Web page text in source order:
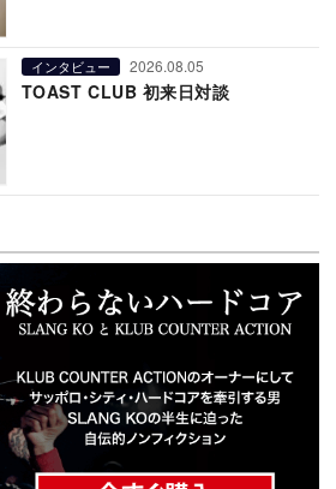
インタビュー 2026.08.05
TOAST CLUB 初来日対談